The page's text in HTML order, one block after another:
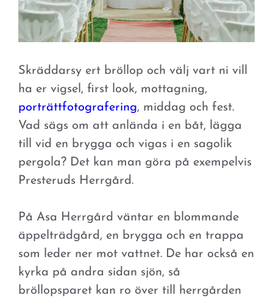
Skräddarsy ert bröllop och välj vart ni vill
ha er vigsel, first look, mottagning,
porträttfotografering, middag och fest.
Vad sägs om att anlända i en båt, lägga
till vid en brygga och vigas i en sagolik
pergola? Det kan man göra på exempelvis
Presteruds Herrgård.
På Asa Herrgård väntar en blommande
äppelträdgård, en brygga och en trappa
som leder ner mot vattnet. De har också en
kyrka på andra sidan sjön, så
bröllopsparet kan ro över till herrgården